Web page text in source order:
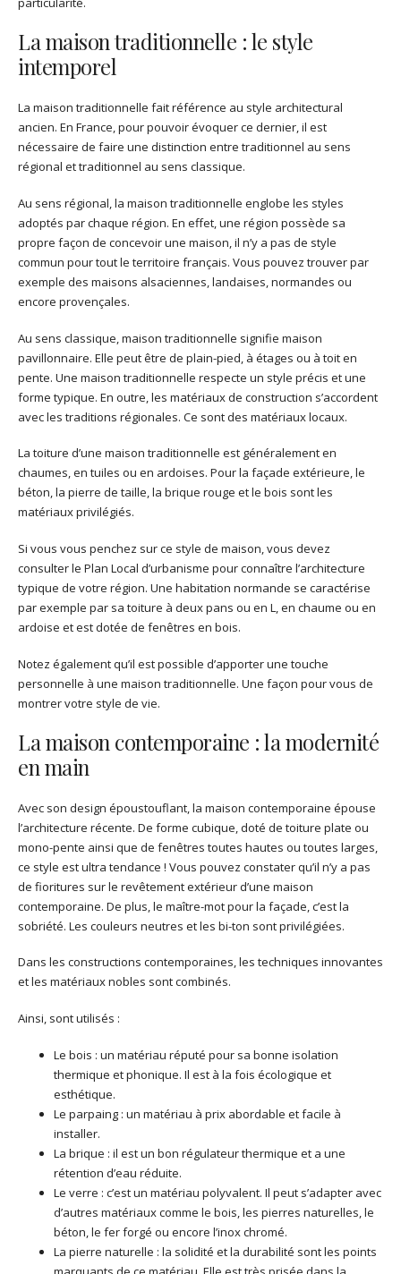
La maison traditionnelle : le style
intemporel
La maison traditionnelle fait référence au style architectural
ancien. En France, pour pouvoir évoquer ce dernier, il est
nécessaire de faire une distinction entre traditionnel au sens
régional et traditionnel au sens classique.
Au sens régional, la maison traditionnelle englobe les styles
adoptés par chaque région. En effet, une région possède sa
propre façon de concevoir une maison, il n’y a pas de style
commun pour tout le territoire français. Vous pouvez trouver par
exemple des maisons alsaciennes, landaises, normandes ou
encore provençales.
Au sens classique, maison traditionnelle signifie maison
pavillonnaire. Elle peut être de plain-pied, à étages ou à toit en
pente. Une maison traditionnelle respecte un style précis et une
forme typique. En outre, les matériaux de construction s’accordent
avec les traditions régionales. Ce sont des matériaux locaux.
La toiture d’une maison traditionnelle est généralement en
chaumes, en tuiles ou en ardoises. Pour la façade extérieure, le
béton, la pierre de taille, la brique rouge et le bois sont les
matériaux privilégiés.
Si vous vous penchez sur ce style de maison, vous devez
consulter le Plan Local d’urbanisme pour connaître l’architecture
typique de votre région. Une habitation normande se caractérise
par exemple par sa toiture à deux pans ou en L, en chaume ou en
ardoise et est dotée de fenêtres en bois.
Notez également qu’il est possible d’apporter une touche
personnelle à une maison traditionnelle. Une façon pour vous de
montrer votre style de vie.
La maison contemporaine : la modernité
en main
Avec son design époustouflant, la maison contemporaine épouse
l’architecture récente. De forme cubique, doté de toiture plate ou
mono-pente ainsi que de fenêtres toutes hautes ou toutes larges,
ce style est ultra tendance ! Vous pouvez constater qu’il n’y a pas
de fioritures sur le revêtement extérieur d’une maison
contemporaine. De plus, le maître-mot pour la façade, c’est la
sobriété. Les couleurs neutres et les bi-ton sont privilégiées.
Dans les constructions contemporaines, les techniques innovantes
et les matériaux nobles sont combinés.
Ainsi, sont utilisés :
Le bois : un matériau réputé pour sa bonne isolation
thermique et phonique. Il est à la fois écologique et
esthétique.
Le parpaing : un matériau à prix abordable et facile à
installer.
La brique : il est un bon régulateur thermique et a une
rétention d’eau réduite.
Le verre : c’est un matériau polyvalent. Il peut s’adapter avec
d’autres matériaux comme le bois, les pierres naturelles, le
béton, le fer forgé ou encore l’inox chromé.
La pierre naturelle : la solidité et la durabilité sont les points